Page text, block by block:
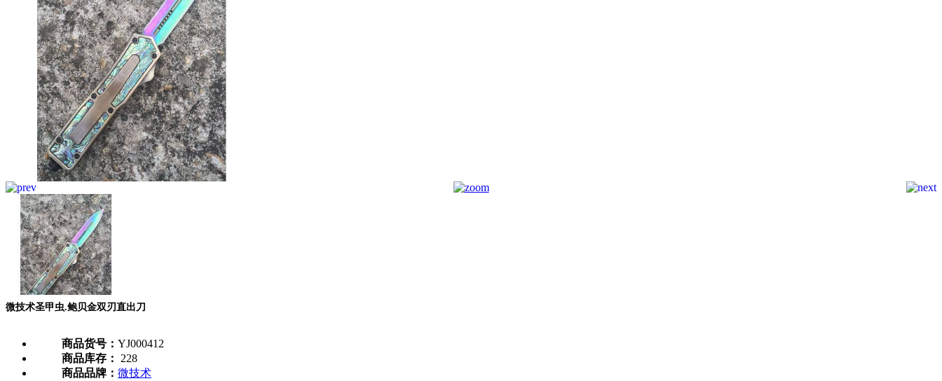
微技术圣甲虫.鲍贝金双刃直出刀
商品货号： YJ000412
商品库存：
228
商品品牌： 微技术